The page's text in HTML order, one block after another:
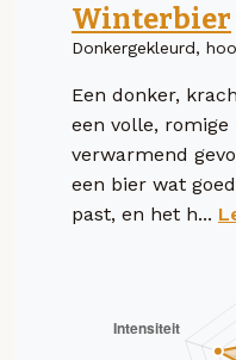
Winterbier
Donkergekleurd,
Een donker,
een volle,
verwarmend
een bier wat
past, en het h...